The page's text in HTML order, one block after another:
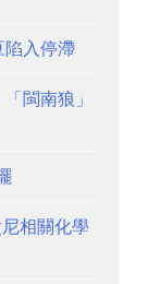
陷入停滯
閩南狼」
相關化學